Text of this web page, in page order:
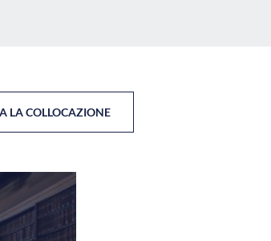
LA COLLOCAZIONE